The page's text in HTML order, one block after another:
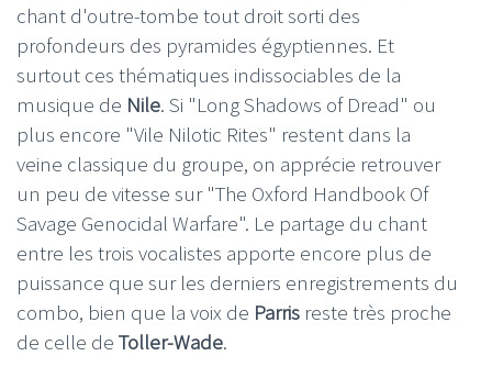
chant d'outre-tombe tout droit sorti des
profondeurs des pyramides égyptiennes. Et
surtout ces thématiques indissociables de la
musique de Nile. Si "Long Shadows of Dread" ou
plus encore "Vile Nilotic Rites" restent dans la
veine classique du groupe, on apprécie retrouver
un peu de vitesse sur "The Oxford Handbook Of
Savage Genocidal Warfare". Le partage du chant
entre les trois vocalistes apporte encore plus de
puissance que sur les derniers enregistrements du
combo, bien que la voix de Parris reste très proche
de celle de Toller-Wade.